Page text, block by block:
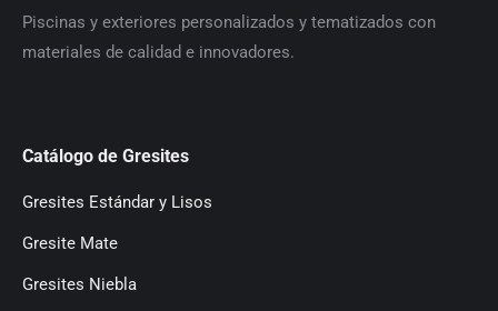
Piscinas y exteriores personalizados y tematizados con
materiales de calidad e innovadores.
Catálogo de Gresites
Gresites Estándar y Lisos
Gresite Mate
Gresites Niebla